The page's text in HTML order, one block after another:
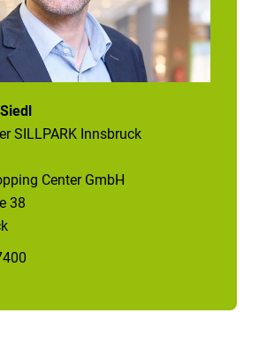
SILLPARK Innsbruck
Center GmbH
38